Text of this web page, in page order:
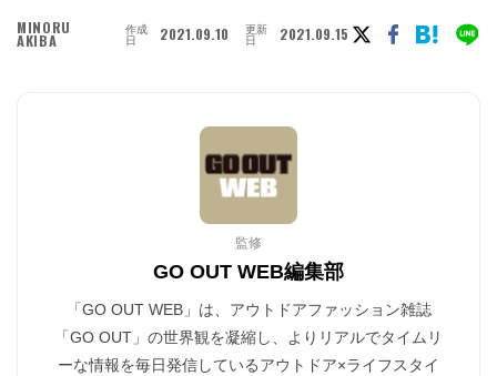
MINORU
AKIBA
作成
日 2021.09.10 更新
日 2021.09.15
監修
GO OUT WEB編集部
「GO OUT WEB」は、アウトドアファッション雑誌
「GO OUT」の世界観を凝縮し、よりリアルでタイムリ
ーな情報を毎日発信しているアウトドア×ライフスタイ